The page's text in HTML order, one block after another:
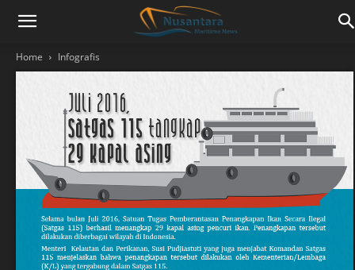
Home Infografis